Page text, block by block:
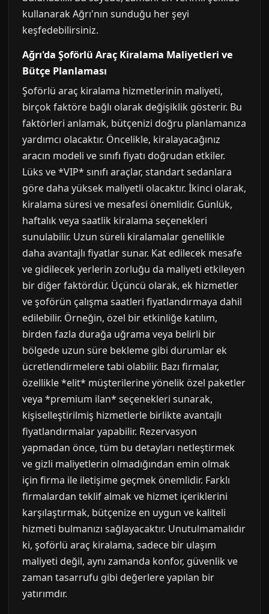
kullanarak Ağrı'nın sunduğu her şeyi
keşfedebilirsiniz.
Ağrı'da Şoförlü Araç Kiralama Maliyetleri ve
Bütçe Planlaması
Şoförlü araç kiralama hizmetlerinin maliyeti,
birçok faktöre bağlı olarak değişiklik gösterir. Bu
faktörleri anlamak, bütçenizi doğru planlamanıza
yardımcı olacaktır. Öncelikle, kiralayacağınız
aracın modeli ve sınıfı fiyatı doğrudan etkiler.
Lüks ve *VIP* sınıfı araçlar, standart sedanlara
göre daha yüksek maliyetli olacaktır. İkinci olarak,
kiralama süresi ve mesafesi önemlidir. Günlük,
haftalık veya saatlik kiralama seçenekleri
sunulabilir. Uzun süreli kiralamalar genellikle
daha avantajlı fiyatlar sunar. Kat edilecek mesafe
ve gidilecek yerlerin zorluğu da maliyeti etkileyen
bir diğer faktördür. Üçüncü olarak, ek hizmetler
ve şoförün çalışma saatleri fiyatlandırmaya dahil
edilebilir. Örneğin, özel bir etkinliğe katılım,
birden fazla durağa uğrama veya belirli bir
bölgede uzun süre bekleme gibi durumlar ek
ücretlendirmelere tabi olabilir. Bazı firmalar,
özellikle *elit* müşterilerine yönelik özel paketler
veya *premium ilan* seçenekleri sunarak,
kişiselleştirilmiş hizmetlerle birlikte avantajlı
fiyatlandırmalar yapabilir. Rezervasyon
yapmadan önce, tüm bu detayları netleştirmek
ve gizli maliyetlerin olmadığından emin olmak
için firma ile iletişime geçmek önemlidir. Farklı
firmalardan teklif almak ve hizmet içeriklerini
karşılaştırmak, bütçenize en uygun ve kaliteli
hizmeti bulmanızı sağlayacaktır. Unutulmamalıdır
ki, şoförlü araç kiralama, sadece bir ulaşım
maliyeti değil, aynı zamanda konfor, güvenlik ve
zaman tasarrufu gibi değerlere yapılan bir
yatırımdır.